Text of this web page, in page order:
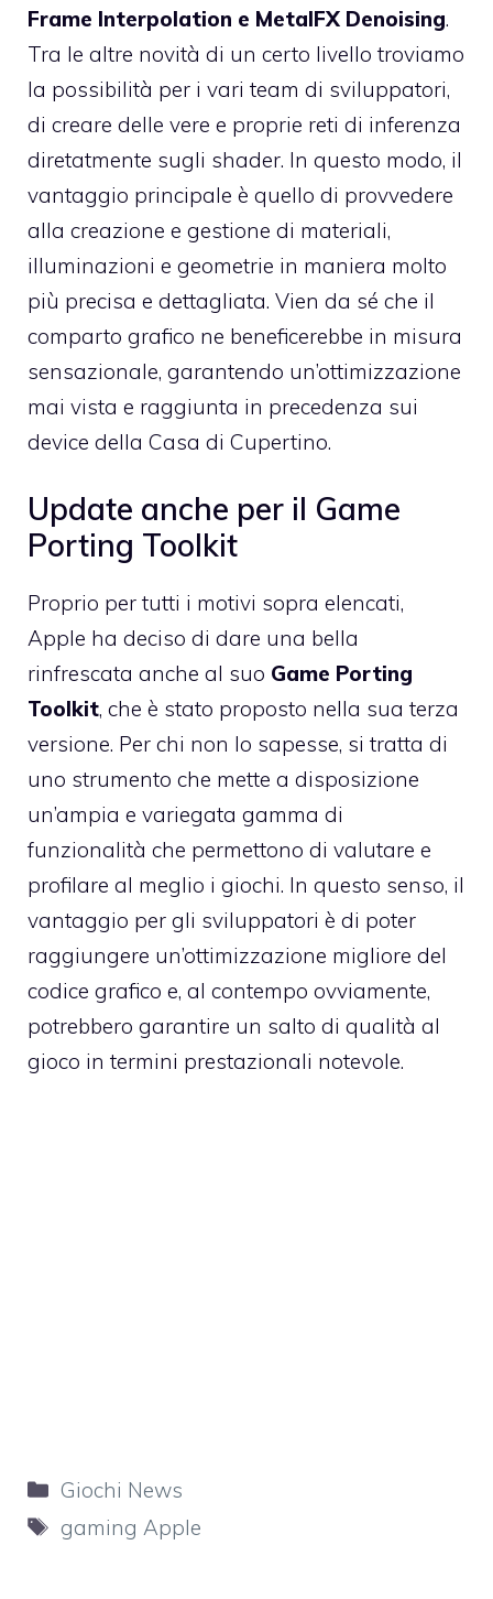
Frame Interpolation e MetalFX Denoising.
Tra le altre novità di un certo livello troviamo
la possibilità per i vari team di sviluppatori,
di creare delle vere e proprie reti di inferenza
diretatmente sugli shader. In questo modo, il
vantaggio principale è quello di provvedere
alla creazione e gestione di materiali,
illuminazioni e geometrie in maniera molto
più precisa e dettagliata. Vien da sé che il
comparto grafico ne beneficerebbe in misura
sensazionale, garantendo un’ottimizzazione
mai vista e raggiunta in precedenza sui
device della Casa di Cupertino.
Update anche per il Game
Porting Toolkit
Proprio per tutti i motivi sopra elencati,
Apple ha deciso di dare una bella
rinfrescata anche al suo Game Porting
Toolkit, che è stato proposto nella sua terza
versione. Per chi non lo sapesse, si tratta di
uno strumento che mette a disposizione
un’ampia e variegata gamma di
funzionalità che permettono di valutare e
profilare al meglio i giochi. In questo senso, il
vantaggio per gli sviluppatori è di poter
raggiungere un’ottimizzazione migliore del
codice grafico e, al contempo ovviamente,
potrebbero garantire un salto di qualità al
gioco in termini prestazionali notevole.
Categorie
Giochi News
Tag
gaming Apple